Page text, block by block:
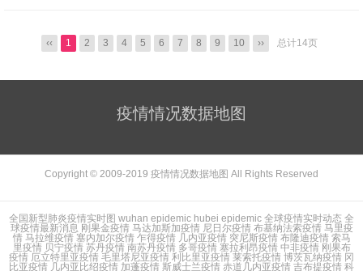
‹‹ 1 2 3 4 5 6 7 8 9 10 ›› 总计14页
疫情情况数据地图
Copyright © 2009-2019 疫情情况数据地图 All Rights Reserved
全国新型肺炎疫情实时图 wuhan epidemic hubei epidemic 全球疫情实时动态 全
球疫情最新消息 刚果金疫情 马达加斯加疫情 尼日尔疫情 布基纳法索疫情 马里疫
情 马拉维疫情 塞内加尔疫情 乍得疫情 几内亚疫情 突尼斯疫情 布隆迪疫情 索马
里疫情 贝宁疫情 苏丹疫情 南苏丹疫情 多哥疫情 塞拉利昂疫情 中非疫情 刚果布
疫情 厄立特里亚疫情 毛里塔尼亚疫情 利比里亚疫情 莱索托疫情 博茨瓦纳疫情 冈
比亚疫情 几内亚比绍疫情 加蓬疫情 斯威士兰疫情 赤道几内亚疫情 吉布提疫情 科